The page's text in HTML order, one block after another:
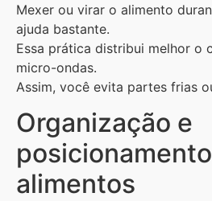
Mexer ou virar o alimento
ajuda bastante.
Essa prática distribui melhor o
micro-ondas.
Assim, você evita partes frias
Organização e
alimentos